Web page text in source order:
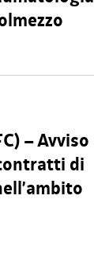
– Avviso
di